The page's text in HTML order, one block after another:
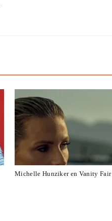
Michelle Hunziker en Vanity Fair